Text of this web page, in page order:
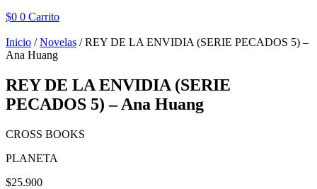
$0 0 Carrito
Inicio /Novelas / REY DE LA ENVIDIA (SERIE PECADOS 5) –
Ana Huang
REY DE LA ENVIDIA (SERIE
PECADOS 5) – Ana Huang
CROSS BOOKS
PLANETA
$25.900